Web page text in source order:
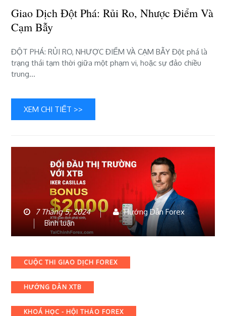
Rủi
điểm
và
cạm
Giao Dịch Đột Phá: Rủi Ro, Nhược Điểm Và
Cạm Bẫy
ĐỘT PHÁ: RỦI RO, NHƯỢC ĐIỂM VÀ CẠM BẪY Đột phá là
trạng thái tạm thời giữa một phạm vi, hoặc sự đảo chiều
trung…
XEM CHI TIẾT >>
7 Tháng 5, 2024
Hướng Dẫn Forex
Bình luận bài
viết
Vui:
Nhận
$2000
Bonus
Categories
CUỘC THI GIAO DỊCH FOREX
HƯỚNG DẪN XTB
KHOÁ HỌC - HỘI THẢO FOREX